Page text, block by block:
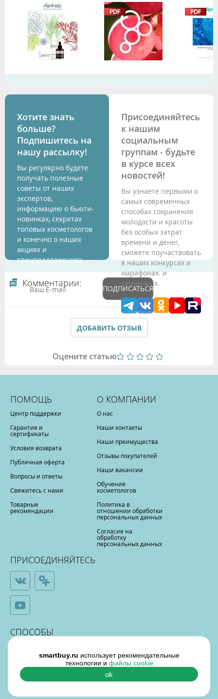
Хотите знать
больше?
Подпишитесь на
нашу рассылку!
Вы регулярно будете
получать полезные
советы от наших
экспертов,
информацию о бьюти-
новинках, секретах
топовых косметологов
и конечно о наших
акциях и
спецпредложениях.
ПОДПИСАТЬСЯ
Подтверждая данные формы Вы соглашаетесь с
Политикой обработки персональных данных
Присоединяйтесь
к нашим
социальным
группам - будьте
в курсе всех
новостей!
Вы узнаете первыми о
самых современных
способах сохранения
молодости и красоты
без особых затрат
времени и денег,
сможете поучаствовать
в наших конкурсах и
марафонах. и
семинарах.
Комментарии:
ДОБАВИТЬ ОТЗЫВ
Оцените статью
ПОМОЩЬ
Центр поддержки
Гарантия и
сертификаты
Условия возврата
Публичная оферта
Вопросы и ответы
Свяжитесь с нами
Товарные
рекомендации
О КОМПАНИИ
О нас
Наши контакты
Наши преимущества
Отзывы покупателей
Наши вакансии
Обучение
косметологов
Политика в
отношении обработки
персональных данных
Согласие на
обработку
персональных данных
ПРИСОЕДИНЯЙТЕСЬ
СПОСОБЫ
ОПЛАТЫ
smartbuy.ru использует рекомендательные
технологии и файлы cookie
ok